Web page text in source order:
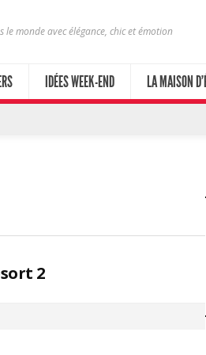
le monde avec élégance, chic et émotion
IDÉES WEEK-END LA MAISON
2